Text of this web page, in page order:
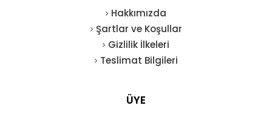
Hakkımızda
Şartlar ve Koşullar
Gizlilik İlkeleri
Teslimat Bilgileri
ÜYE